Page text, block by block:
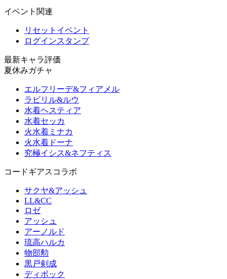
イベント関連
リセットイベント
ログインスタンプ
最新キャラ評価
夏休みガチャ
エルフリーデ&フィアメル
ラビリル&ルウ
水着ヘスティア
水着セッカ
火水着ミナカ
火水着ドーナ
究極イシス&ネフティス
コードギアスコラボ
サクヤ&アッシュ
LL&CC
ロゼ
アッシュ
アーノルド
琉高ハルカ
物部勲
黒戸剣成
ディボック